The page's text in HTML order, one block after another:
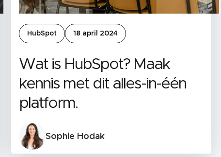
HubSpot 18 april 2024
Wat is HubSpot? Maak
kennis met dit alles-in-één
platform.
Sophie Hodak